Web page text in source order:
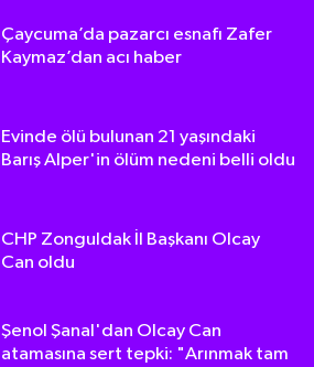
Çaycuma’da pazarcı esnafı Zafer
Kaymaz’dan acı haber
Evinde ölü bulunan 21 yaşındaki
Barış Alper'in ölüm nedeni belli oldu
CHP Zonguldak İl Başkanı Olcay
Can oldu
Şenol Şanal'dan Olcay Can
atamasına sert tepki: "Arınmak tam